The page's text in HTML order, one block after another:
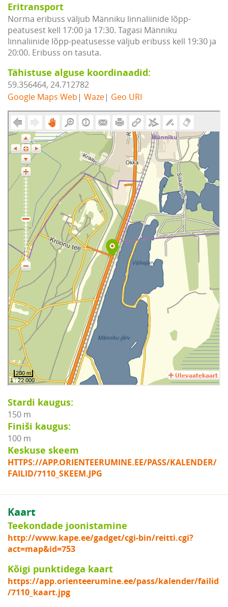
Eritransport
Norma eribuss väljub Männiku linnaliinide lõpp-
peatusest kell 17:00 ja 17:30. Tagasi Männiku
linnaliinide lõpp-peatusesse väljub eribuss kell 19:30 ja
20:00. Eribuss on tasuta.
Tähistuse alguse koordinaadid:
59.356464, 24.712782
Google Maps Web | Waze| Geo URI
Stardi kaugus:
150 m
Finiši kaugus:
100 m
Keskuse skeem
HTTPS://APP.ORIENTEERUMINE.EE/PASS/KALENDER/
FAILID/7110_SKEEM.JPG
Kaart
Teekondade joonistamine
http://www.kape.ee/gadget/cgi-bin/reitti.cgi?
act=map&id=753
Kõigi punktidega kaart
https://app.orienteerumine.ee/pass/kalender/failid
/7110_kaart.jpg